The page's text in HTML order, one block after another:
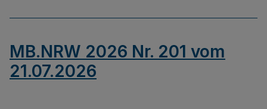
MB.NRW 2026 Nr. 201 vom
21.07.2026